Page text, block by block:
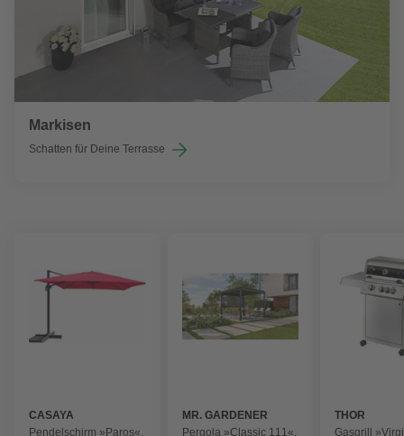
Markisen
Schatten für Deine Terrasse
CASAYA
Pendelschirm »Paros«,
MR. GARDENER
Pergola »Classic 111«,
THOR
Gasgrill